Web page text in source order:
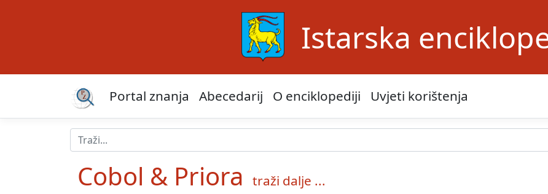
Istarska
Portal znanja Abecedarij O enciklopediji Uvjeti korištenja
Cobol & Priora traži dalje ...